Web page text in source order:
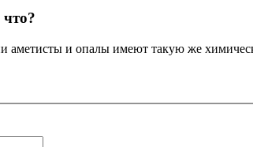
аметисты и опалы имеют такую же